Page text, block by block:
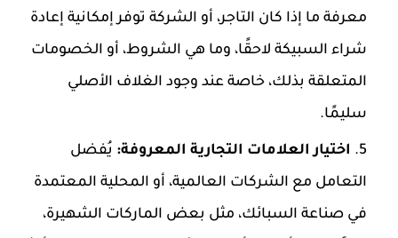
معرفة ما إذا كان التاجر، أو الشركة توفر إمكانية إعادة
شراء السبيكة لاحقًا، وما هي الشروط، أو الخصومات
المتعلقة بذلك، خاصة عند وجود الغلاف الأصلي
سليمًا.
اختيار العلامات التجارية المعروفة: يُفضل
التعامل مع الشركات العالمية، أو المحلية المعتمدة
في صناعة السبائك، مثل بعض الماركات الشهيرة،